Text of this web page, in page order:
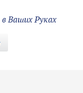
в Ваших Руках